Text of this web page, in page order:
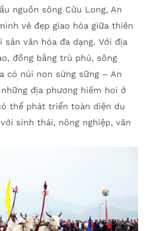
nguồn sông Cửu Long, An
vẻ đẹp giao hòa giữa thiên
sản văn hóa đa dạng. Với địa
đồng bằng trù phú, sông
có núi non sừng sững – An
địa phương hiếm hoi ở
thể phát triển toàn diện du
sinh thái, nông nghiệp, văn